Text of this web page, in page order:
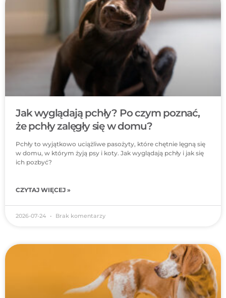
Jak wyglądają pchły? Po czym poznać,
że pchły zalęgły się w domu?
Pchły to wyjątkowo uciążliwe pasożyty, które chętnie lęgną się
w domu, w którym żyją psy i koty. Jak wyglądają pchły i jak się
ich pozbyć?
CZYTAJ WIĘCEJ »
2026-07-24 Brak komentarzy